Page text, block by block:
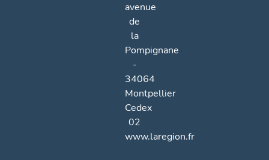
avenue
de
la
Pompignane
-
34064
Montpellier
Cedex
02
www.laregion.fr